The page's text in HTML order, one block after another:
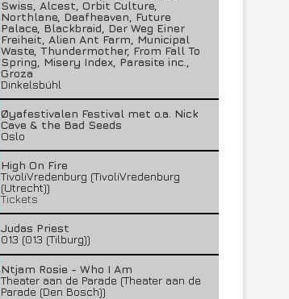
Swiss, Alcest, Orbit Culture,
Northlane, Deafheaven, Future
Palace, Blackbraid, Der Weg Einer
Freiheit, Alien Ant Farm, Municipal
Waste, Thundermother, From Fall To
Spring, Misery Index, Parasite inc.,
Groza
Dinkelsbühl
Øyafestivalen Festival met o.a. Nick
Cave & the Bad Seeds
Oslo
High On Fire
TivoliVredenburg (TivoliVredenburg
(Utrecht))
Tickets
Judas Priest
013 (013 (Tilburg))
Ntjam Rosie - Who I Am
Theater aan de Parade (Theater aan de
Parade (Den Bosch))